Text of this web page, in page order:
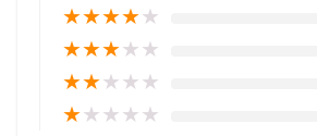
★★★★★
★★★★★
★★★★★
★★★★★